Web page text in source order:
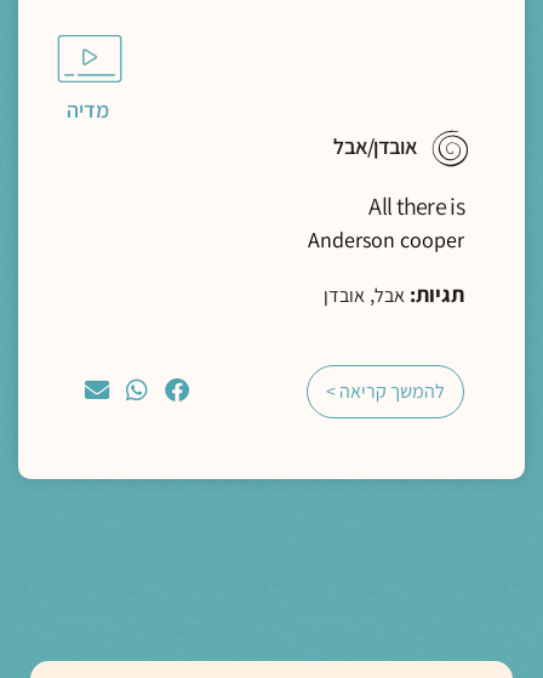
מדיה
אובדן/אבל
All there is
Anderson cooper
תגיות: אבל, אובדן
להמשך קריאה >